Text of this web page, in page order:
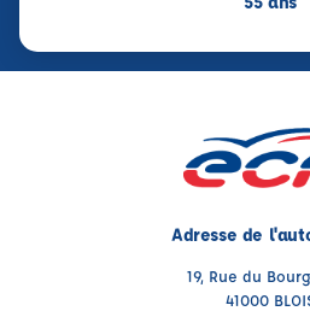
Adresse de
19, Rue du
41000